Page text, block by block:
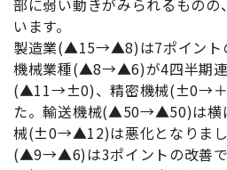
部に弱い動きがみられるものの
います。
製造業(▲15→▲8)は7ポイント
機械業種(▲8→▲6)が4四半期連
(▲11→±0)、精密機械(±0→＋
た。輸送機械(▲50→▲50)は横
械(±0→▲12)は悪化となりまし
(▲9→▲6)は3ポイントの改善で